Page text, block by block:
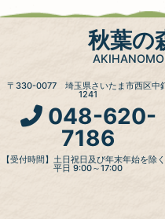
秋葉の
〒330-0077 埼玉県さいたま市西区中
1241
048-620-
7186
【受付時間】土日祝日及び年末年始を除く
平日 9:00～17:00